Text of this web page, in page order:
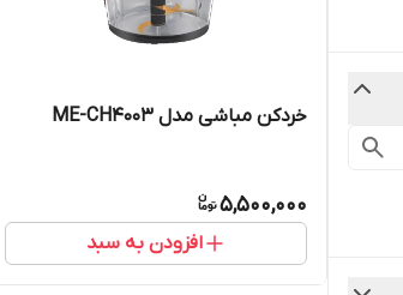
خردکن مباشی مدل ME-CH4003
5,500,000
افزودن به سبد